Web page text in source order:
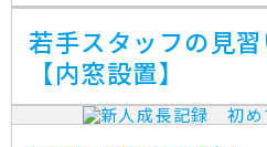
若手スタッフの見
【内窓設置】